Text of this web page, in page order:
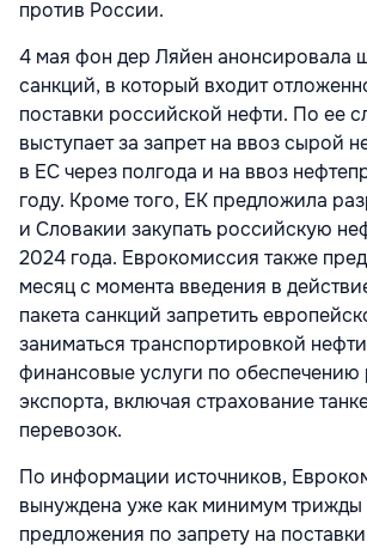
против России.
4 мая фон дер Ляйен анонсировала
санкций, в который входит
поставки российской нефти. По ее
выступает за запрет на ввоз сырой
в ЕС через полгода и на ввоз
году. Кроме того, ЕК предложила
и Словакии закупать российскую
2024 года. Еврокомиссия также
месяц с момента введения в
пакета санкций запретить
заниматься транспортировкой
финансовые услуги по обеспечению
экспорта, включая страхование
перевозок.
По информации источников,
вынуждена уже как минимум трижды
предложения по запрету на